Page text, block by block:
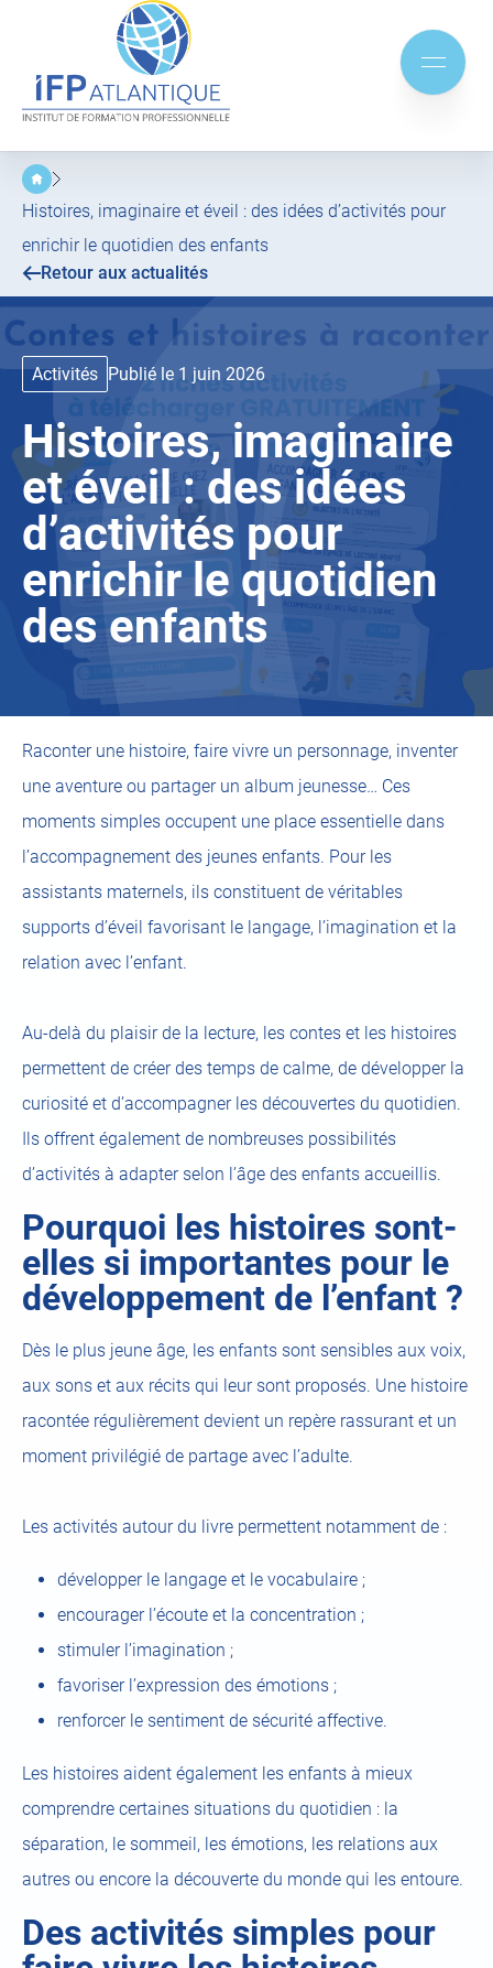
menu
principal
contenu
Mobile
menu
Histoires, imaginaire et éveil : des idées d’activités pour
enrichir le quotidien des enfants
Retour aux actualités
Activités Publié le 1 juin 2026
Histoires, imaginaire
et éveil : des idées
d’activités pour
enrichir le quotidien
des enfants
Raconter une histoire, faire vivre un personnage, inventer
une aventure ou partager un album jeunesse… Ces
moments simples occupent une place essentielle dans
l’accompagnement des jeunes enfants. Pour les
assistants maternels, ils constituent de véritables
supports d’éveil favorisant le langage, l’imagination et la
relation avec l’enfant.
Au-delà du plaisir de la lecture, les contes et les histoires
permettent de créer des temps de calme, de développer la
curiosité et d’accompagner les découvertes du quotidien.
Ils offrent également de nombreuses possibilités
d’activités à adapter selon l’âge des enfants accueillis.
Pourquoi les histoires sont-
elles si importantes pour le
développement de l’enfant ?
Dès le plus jeune âge, les enfants sont sensibles aux voix,
aux sons et aux récits qui leur sont proposés. Une histoire
racontée régulièrement devient un repère rassurant et un
moment privilégié de partage avec l’adulte.
Les activités autour du livre permettent notamment de :
développer le langage et le vocabulaire ;
encourager l’écoute et la concentration ;
stimuler l’imagination ;
favoriser l’expression des émotions ;
renforcer le sentiment de sécurité affective.
Les histoires aident également les enfants à mieux
comprendre certaines situations du quotidien : la
séparation, le sommeil, les émotions, les relations aux
autres ou encore la découverte du monde qui les entoure.
Des activités simples pour